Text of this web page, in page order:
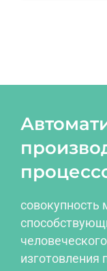
совокупность
изготовления